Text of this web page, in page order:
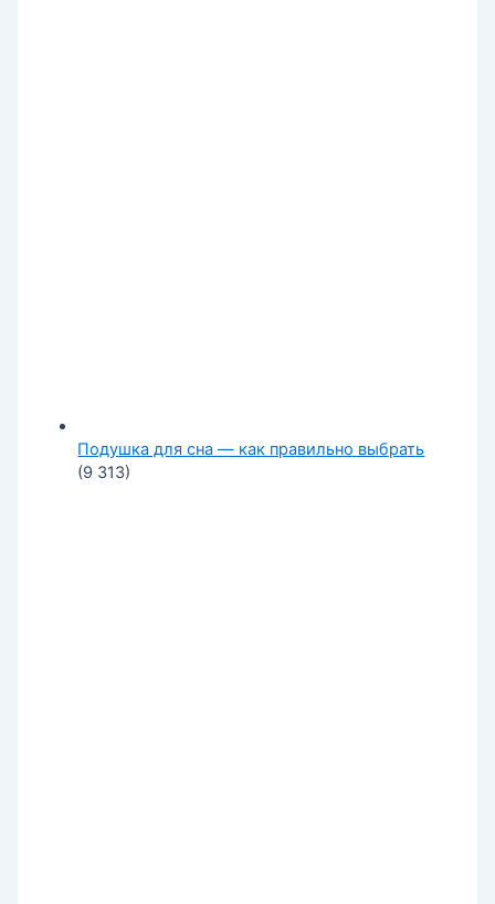
Подушка для сна — как правильно выбрать
(9 313)